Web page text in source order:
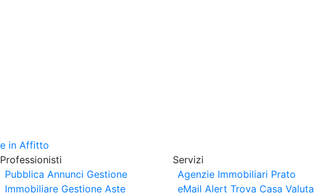
Professionisti
Pubblica Annunci Gestione
Immobiliare Gestione Aste
Servizi
Agenzie Immobiliari Prato
eMail Alert Trova Casa Valuta